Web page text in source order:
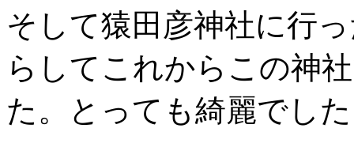
そして猿田彦神社に行
らしてこれからこの神
た。とっても綺麗でし